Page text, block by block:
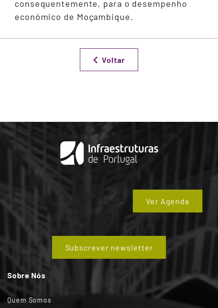
consequentemente, para o desempenho
económico de Moçambique.
Voltar
Ver Agenda
Subscrever newsletter
Sobre Nós
Quem Somos